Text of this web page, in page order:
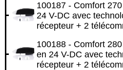
100187 - Comfort
24 V-DC avec
récepteur + 2
100188 - Comfort
en 24 V-DC avec
récepteur + 2